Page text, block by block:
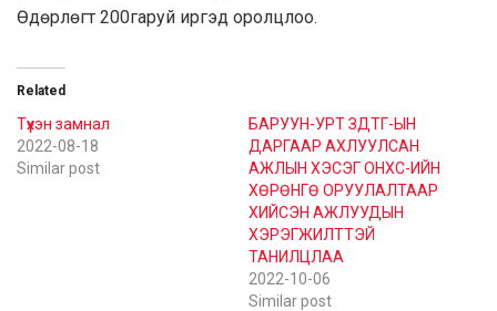
Өдөрлөгт 200гаруй иргэд оролцлоо.
Related
Түүхэн замнал
2022-08-18
Similar post
БАРУУН-УРТ ЗДТГ-ЫН
ДАРГААР АХЛУУЛСАН
АЖЛЫН ХЭСЭГ ОНХС-ИЙН
ХӨРӨНГӨ ОРУУЛАЛТААР
ХИЙСЭН АЖЛУУДЫН
ХЭРЭГЖИЛТТЭЙ
ТАНИЛЦЛАА
2022-10-06
Similar post